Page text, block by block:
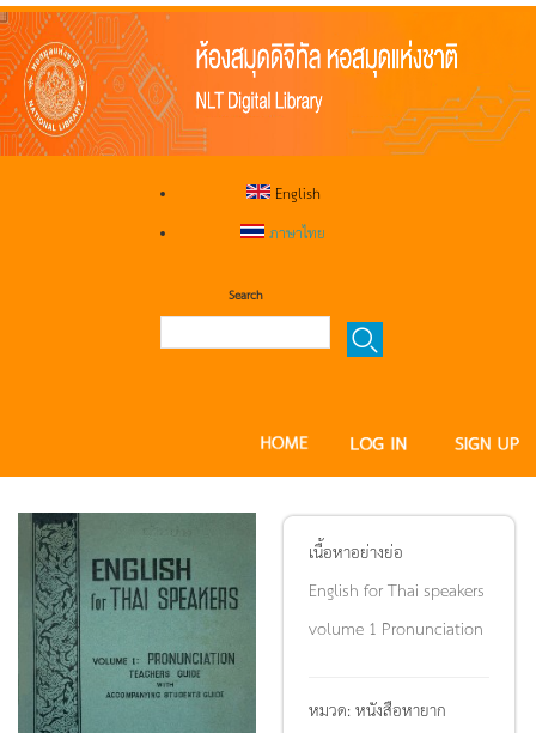
English
ภาษาไทย
Search
เนื้อหาอย่างย่อ
English for Thai speakers
volume 1 Pronunciation
หมวด:หนังสือหายาก